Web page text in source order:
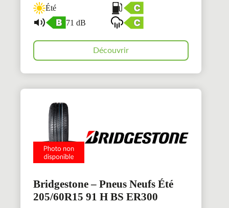
Été
71 dB
Découvrir
Bridgestone – Pneus Neufs Été
205/60R15 91 H BS ER300